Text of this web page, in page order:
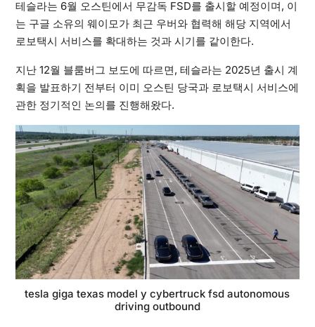
테슬라는 6월 오스틴에서 무감독 FSD를 출시할 예정이며, 이
는 구글 소유의 웨이모가 최근 우버와 협력해 해당 지역에서
로보택시 서비스를 확대하는 것과 시기를 같이한다.
지난 12월 블룸버그 보도에 따르면, 테슬라는 2025년 출시 계
획을 발표하기 전부터 이미 오스틴 당국과 로보택시 서비스에
관한 정기적인 논의를 진행해왔다.
tesla giga texas model y cybertruck fsd autonomous
driving outbound